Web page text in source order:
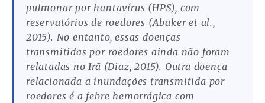
pulmonar por hantavírus (HPS), com
reservatórios de roedores (Abaker et al.,
2015). No entanto, essas doenças
transmitidas por roedores ainda não foram
relatadas no Irã (Diaz, 2015). Outra doença
relacionada a inundações transmitida por
roedores é a febre hemorrágica com